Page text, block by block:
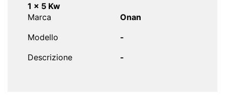
1 x 5 Kw
Marca
Onan
Modello
-
Descrizione
-